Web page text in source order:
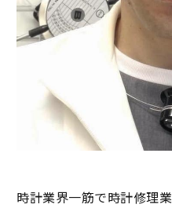
時計業界一筋で時計修理